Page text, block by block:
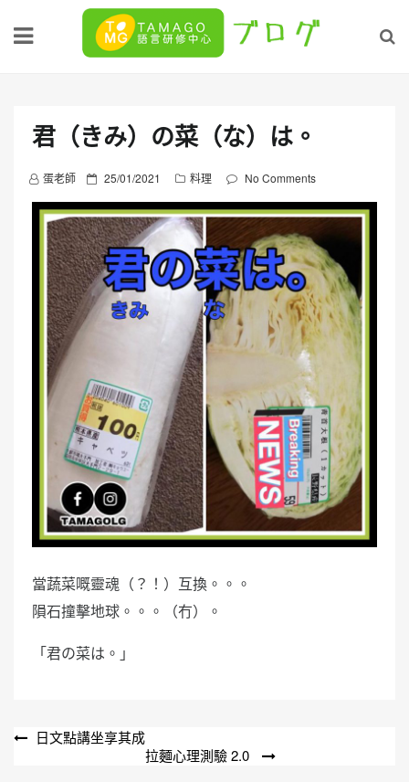
君（きみ）の菜（な）は。
蛋老師
P
o
s
t
e
25/01/2021 料理 No Comments
當蔬菜嘅靈魂（？！）互換。。。
隕石撞擊地球。。。（冇）。
「君の菜は。」
文 日文點講坐享其成
拉麵心理測驗 2.0